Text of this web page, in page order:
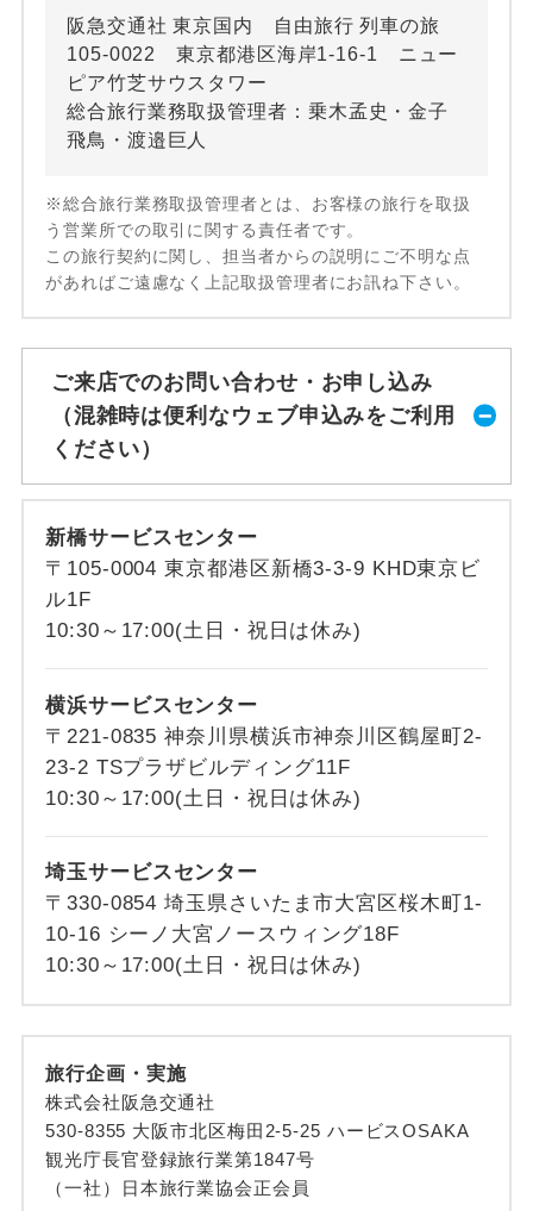
阪急交通社 東京国内 自由旅行 列車の旅
105-0022 東京都港区海岸1-16-1 ニュー
ピア竹芝サウスタワー
総合旅行業務取扱管理者：乗木孟史・金子
飛鳥・渡邉巨人
※総合旅行業務取扱管理者とは、お客様の旅行を取扱
う営業所での取引に関する責任者です。
この旅行契約に関し、担当者からの説明にご不明な点
があればご遠慮なく上記取扱管理者にお訊ね下さい。
ご来店でのお問い合わせ・お申し込み
（混雑時は便利なウェブ申込みをご利用
ください）
新橋サービスセンター
〒105-0004 東京都港区新橋3-3-9 KHD東京ビ
ル1F
10:30～17:00(土日・祝日は休み)
横浜サービスセンター
〒221-0835 神奈川県横浜市神奈川区鶴屋町2-
23-2 TSプラザビルディング11F
10:30～17:00(土日・祝日は休み)
埼玉サービスセンター
〒330-0854 埼玉県さいたま市大宮区桜木町1-
10-16 シーノ大宮ノースウィング18F
10:30～17:00(土日・祝日は休み)
旅行企画・実施
株式会社阪急交通社
530-8355 大阪市北区梅田2-5-25 ハービスOSAKA
観光庁長官登録旅行業第1847号
（一社）日本旅行業協会正会員